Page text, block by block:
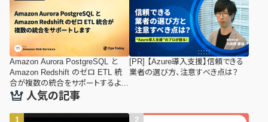
Amazon Aurora PostgreSQL と
Amazon Redshift のゼロ ETL 統
合が複数の統合をサポートするよう
になりました
[PR] 【Azure導入支援】信頼できる
業者の選び方、注意すべき点は？
人気の記事